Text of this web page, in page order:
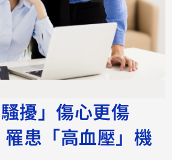
擾」傷心更傷
患「高血壓」機